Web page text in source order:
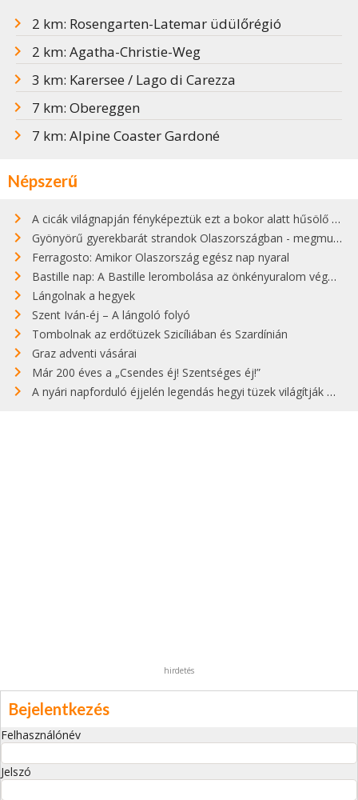
2 km: Rosengarten-Latemar üdülőrégió
2 km: Agatha-Christie-Weg
3 km: Karersee / Lago di Carezza
7 km: Obereggen
7 km: Alpine Coaster Gardoné
Népszerű
A cicák világnapján fényképeztük ezt a bokor alatt hűsölő cicát Kisorosziban
Gyönyörű gyerekbarát strandok Olaszországban - megmutatjuk a 15 legjobbat
Ferragosto: Amikor Olaszország egész nap nyaral
Bastille nap: A Bastille lerombolása az önkényuralom végét jelentette
Lángolnak a hegyek
Szent Iván-éj – A lángoló folyó
Tombolnak az erdőtüzek Szicíliában és Szardínián
Graz adventi vásárai
Már 200 éves a „Csendes éj! Szentséges éj!”
A nyári napforduló éjjelén legendás hegyi tüzek világítják meg Zugspitzét
hirdetés
Bejelentkezés
Felhasználónév
Jelszó